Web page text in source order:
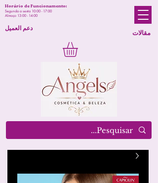
مقالات
Horário de Funcionamento:
Segunda a sexta 10:00 - 17:00
Almoço 13:00 - 14:00
دعم العميل